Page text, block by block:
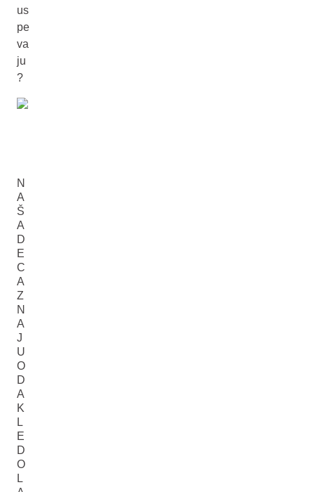
us
pe
va
ju
?
N
A
Š
A
D
E
C
A
Z
N
A
J
U
O
D
A
K
L
E
D
O
L